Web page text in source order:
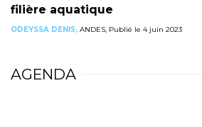
filière aquatique
ODEYSSA DENIS, ANDES, Publié le 4 juin 2023
AGENDA